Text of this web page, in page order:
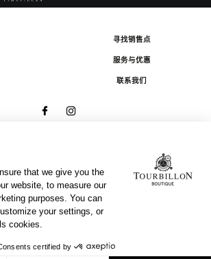
寻找销售点
服务与优惠
联系我们
COMPANY OF THE